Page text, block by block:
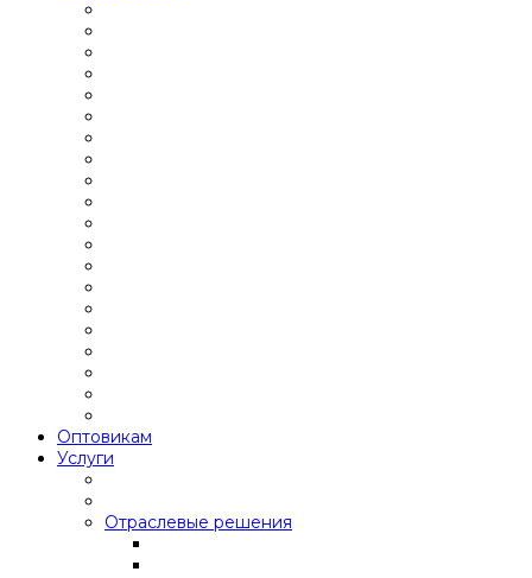
Оптовикам
Услуги
Отраслевые решения